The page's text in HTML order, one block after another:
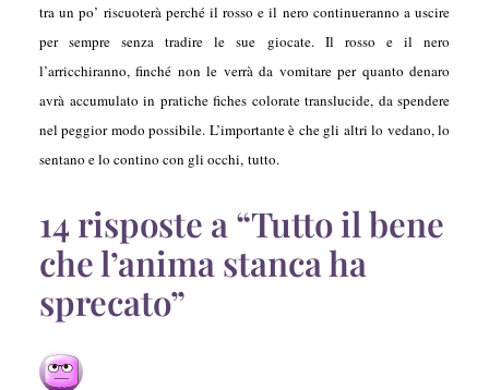
tra un po’ riscuoterà perché il rosso e il nero continueranno a uscire
per sempre senza tradire le sue giocate. Il rosso e il nero
l’arricchiranno, finché non le verrà da vomitare per quanto denaro
avrà accumulato in pratiche fiches colorate translucide, da spendere
nel peggior modo possibile. L’importante è che gli altri lo vedano, lo
sentano e lo contino con gli occhi, tutto.
14 risposte a “Tutto il bene
che l’anima stanca ha
sprecato”